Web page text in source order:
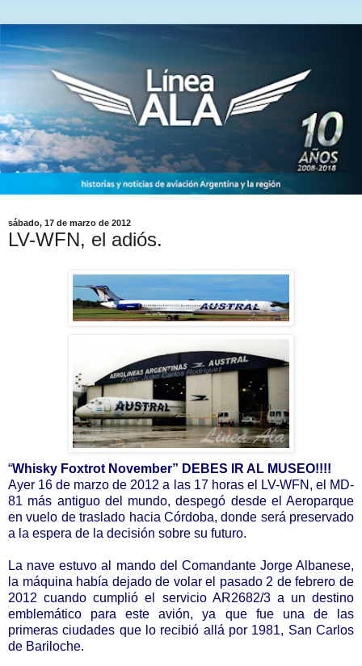
sábado, 17 de marzo de 2012
LV-WFN, el adiós.
“Whisky Foxtrot November” DEBES IR AL MUSEO!!!!
Ayer 16 de marzo de 2012 a las 17 horas el LV-WFN, el MD-
81 más antiguo del mundo, despegó desde el Aeroparque
en vuelo de traslado hacia Córdoba, donde será preservado
a la espera de la decisión sobre su futuro.
La nave estuvo al mando del Comandante Jorge Albanese,
la máquina había dejado de volar el pasado 2 de febrero de
2012 cuando cumplió el servicio AR2682/3 a un destino
emblemático para este avión, ya que fue una de las
primeras ciudades que lo recibió allá por 1981, San Carlos
de Bariloche.